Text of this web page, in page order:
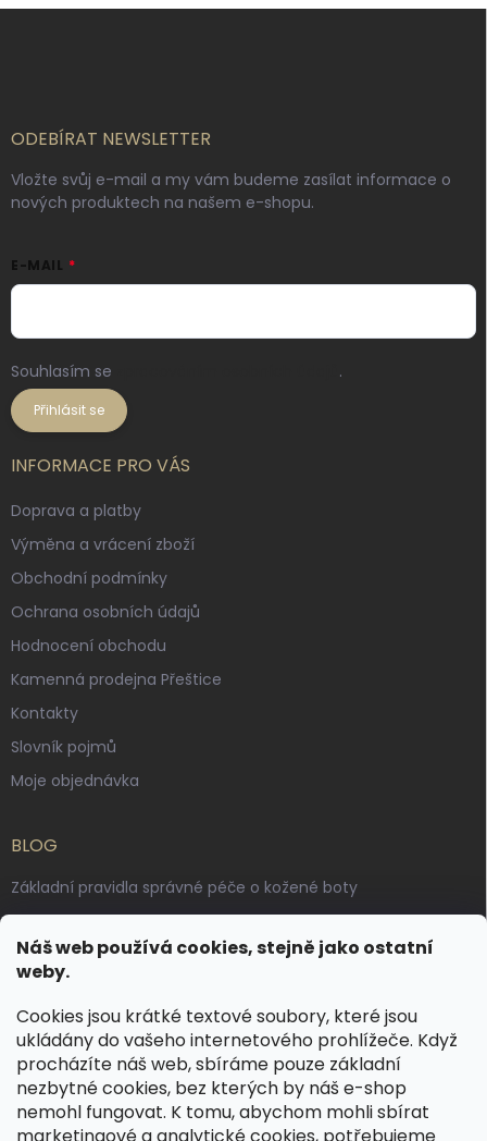
Náš web používá cookies, stejně jako ostatní
weby.
Cookies jsou krátké textové soubory, které jsou
ukládány do vašeho internetového prohlížeče. Když
procházíte náš web, sbíráme pouze základní
nezbytné cookies, bez kterých by náš e-shop
nemohl fungovat. K tomu, abychom mohli sbírat
ODEBÍRAT NEWSLETTER
Vložte svůj e-mail a my vám budeme zasílat informace o
nových produktech na našem e-shopu.
E-MAIL
Souhlasím se .
Přihlásit se
INFORMACE PRO VÁS
Doprava a platby
Výměna a vrácení zboží
Obchodní podmínky
Ochrana osobních údajů
Hodnocení obchodu
Kamenná prodejna Přeštice
Kontakty
Slovník pojmů
Moje objednávka
BLOG
Základní pravidla správné péče o kožené boty
Výroba českých kožených opasků: vůně pravé kůže, dotek
řemesla
KONTAKT
dotazy@spongr.cz
+420 776 663 962